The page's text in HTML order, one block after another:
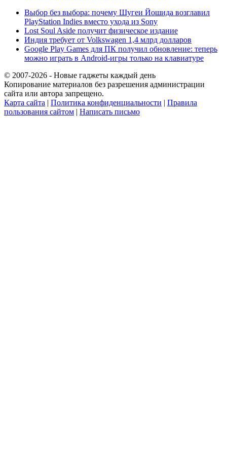
Выбор без выбора: почему Шугеи Йошида возглавил
PlayStation Indies вместо ухода из Sony
Lost Soul Aside получит физическое издание
Индия требует от Volkswagen 1,4 млрд долларов
Google Play Games для ПК получил обновление: теперь
можно играть в Android-игры только на клавиатуре
© 2007-2026 - Новые гаджеты каждый день
Копирование материалов без разрешения администрации
сайта или автора запрещено.
Карта сайта | Политика конфиденциальности | Правила
пользования сайтом | Написать письмо